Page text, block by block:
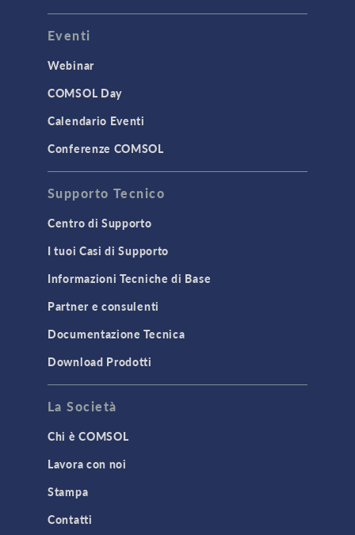
Eventi
Webinar
COMSOL Day
Calendario Eventi
Conferenze COMSOL
Supporto Tecnico
Centro di Supporto
I tuoi Casi di Supporto
Informazioni Tecniche di Base
Partner e consulenti
Documentazione Tecnica
Download Prodotti
La Società
Chi è COMSOL
Lavora con noi
Stampa
Contatti